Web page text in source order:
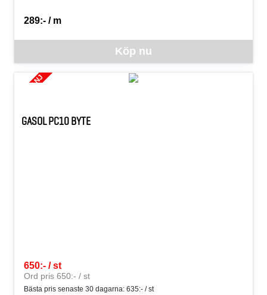
Köp nu
289:- / m
SEK per M
KAMPANJ
GASOL PC10 BYTE
650:- / st
SEK per ST
Ord pris 650:- / st
Bästa pris senaste 30 dagarna: 635:- / st